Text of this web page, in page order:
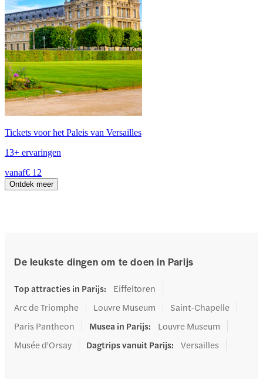
Tickets voor het Paleis van Versailles
13+ ervaringen
vanaf€ 12
Ontdek meer
De leukste dingen om te doen in Parijs
Top attracties in Parijs:
Eiffeltoren
Arc de Triomphe
Louvre Museum
Saint-Chapelle
Paris Pantheon
Musea in Parijs:
Louvre Museum
Musée d'Orsay
Dagtrips vanuit Parijs: Versailles